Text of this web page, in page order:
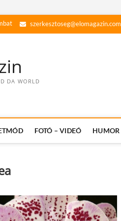
szerkesztoseg@elomagazin.com
DA WORLD
FOTÓ – VIDEÓ HUMOR